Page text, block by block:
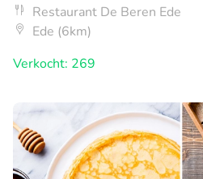
Restaurant De Beren Ede
Ede (6km)
Verkocht: 269